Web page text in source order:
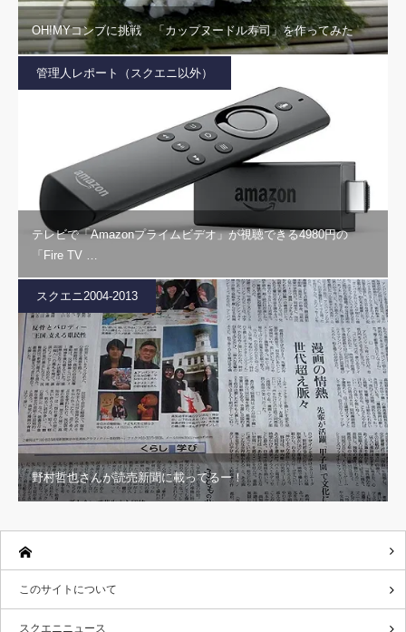
OH!MYコンブに挑戦 「カップヌードル寿司」を作ってみた
管理人レポート（スクエニ以外）
テレビで「Amazonプライムビデオ」が視聴できる4980円の
「Fire TV …
スクエニ2004-2013
野村哲也さんが読売新聞に載ってるー！
このサイトについて
スクエニニュース